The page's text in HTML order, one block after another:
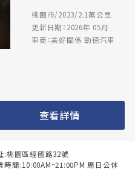
桃園市/2023/2.1萬公里
更新日期：2026年 05月
車商：美好關係 勁德汽車
查看詳情
:桃園區經國路32號
時間:10:00AM~21:00PM 周日公休